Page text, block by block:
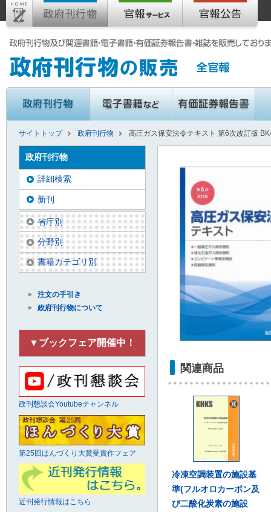
サイトトップ 政府刊行物 高圧ガス保安法令テキスト 第6次改訂版
関連商品
冷凍空調装置の施設基
準(フルオロカーボン及
び二酸化炭素の施設
政府刊行物
詳細検索
新刊
省庁別
分野別
書籍カテゴリ別
注文の手引き
政府刊行物について
▼ブックフェア開催中！
政刊懇談会Youtubeチャンネル
第25回ほんづくり大賞受賞作フェア
近刊発行情報はこちら